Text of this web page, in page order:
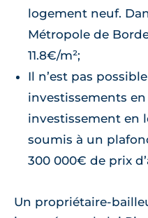
logement neuf.
Métropole de
11.8€/m²;
Il n’est pas
investissements
investissement en
soumis à un
300 000€ de prix
Un propriétaire-